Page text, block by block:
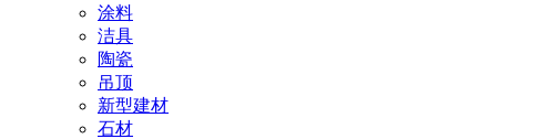
涂料
洁具
陶瓷
吊顶
新型建材
石材